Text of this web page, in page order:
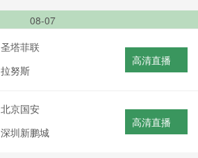
08-07
圣塔菲联
拉努斯
高清直播
北京国安
深圳新鹏城
高清直播